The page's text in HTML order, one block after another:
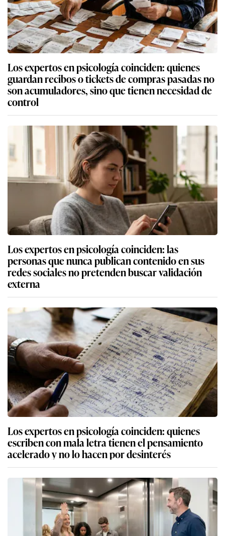
Los expertos en psicología coinciden: quienes
guardan recibos o tickets de compras pasadas no
son acumuladores, sino que tienen necesidad de
control
Los expertos en psicología coinciden: las
personas que nunca publican contenido en sus
redes sociales no pretenden buscar validación
externa
Los expertos en psicología coinciden: quienes
escriben con mala letra tienen el pensamiento
acelerado y no lo hacen por desinterés